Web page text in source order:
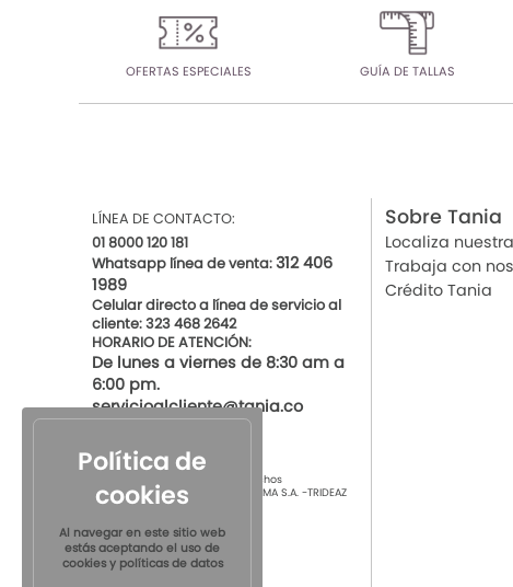
OFERTAS ESPECIALES GUÍA DE TALLAS
LÍNEA DE CONTACTO:
01 8000 120 181
Whatsapp línea de venta:312 406
1989
Celular directo a línea de servicio al
cliente: 323 468 2642
HORARIO DE ATENCIÓN:
De lunes a viernes de 8:30 am a
6:00 pm.
servicioalcliente@tania.co
© 2021 por Tania Todos los derechos
ReservadosTIENDAS DE ROPA INTIMA S.A. -TRIDEAZ
S.A. Nit 890.901.218-4
Sobre Tania
Localiza
Trabaja con
Crédito Tania
Política de
cookies
Al navegar en este sitio web
estás aceptando el uso de
cookies y políticas de datos